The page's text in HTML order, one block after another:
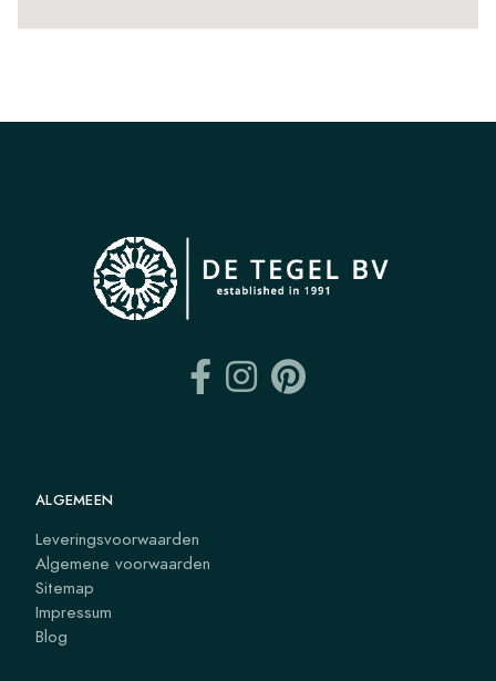
ALGEMEEN
Leveringsvoorwaarden
Algemene voorwaarden
Sitemap
Impressum
Blog